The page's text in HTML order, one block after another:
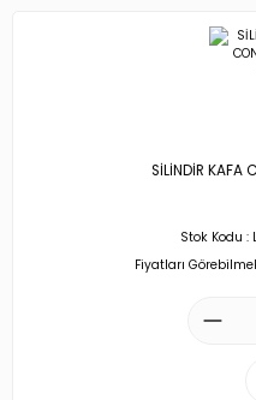
SİLİNDİR
Stok Kodu :
Fiyatları